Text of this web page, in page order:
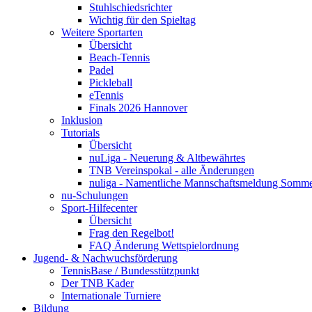
Stuhlschiedsrichter
Wichtig für den Spieltag
Weitere Sportarten
Übersicht
Beach-Tennis
Padel
Pickleball
eTennis
Finals 2026 Hannover
Inklusion
Tutorials
Übersicht
nuLiga - Neuerung & Altbewährtes
TNB Vereinspokal - alle Änderungen
nuliga - Namentliche Mannschaftsmeldung
nu-Schulungen
Sport-Hilfecenter
Übersicht
Frag den Regelbot!
FAQ Änderung Wettspielordnung
Jugend- & Nachwuchsförderung
TennisBase / Bundesstützpunkt
Der TNB Kader
Internationale Turniere
Bildung